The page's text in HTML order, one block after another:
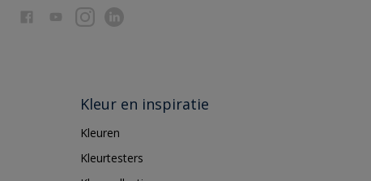
Kleur en inspiratie
Kleuren
Kleurtesters